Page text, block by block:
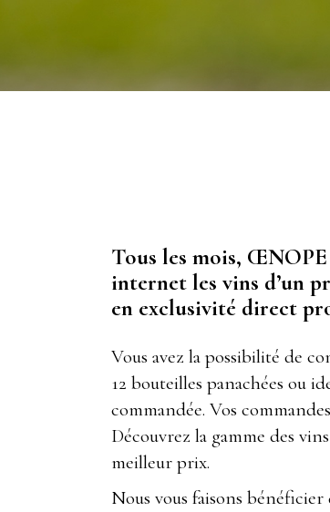
Tous les mois,
internet les vins d’un
en exclusivité direct
Vous avez la possibilité de
12 bouteilles panachées ou
commandée. Vos
Découvrez la gamme des
meilleur prix.
Nous vous faisons